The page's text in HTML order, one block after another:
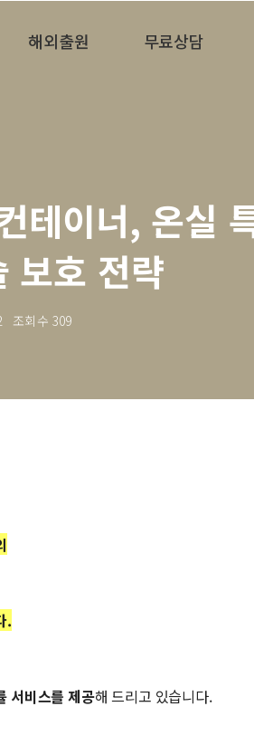
해외출원 무료상담
테이너, 온실
보호 전략
조회수 309
.
서비스를 제공해 드리고 있습니다.